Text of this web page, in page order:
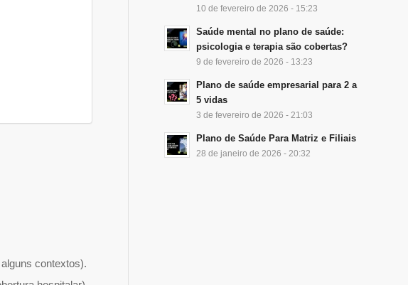
contextos).
10 de fevereiro de 2026 - 15:23
Saúde mental no plano de saúde:
psicologia e terapia são cobertas?
9 de fevereiro de 2026 - 13:23
Plano de saúde empresarial para 2 a
5 vidas
3 de fevereiro de 2026 - 21:03
Plano de Saúde Para Matriz e Filiais
28 de janeiro de 2026 - 20:32